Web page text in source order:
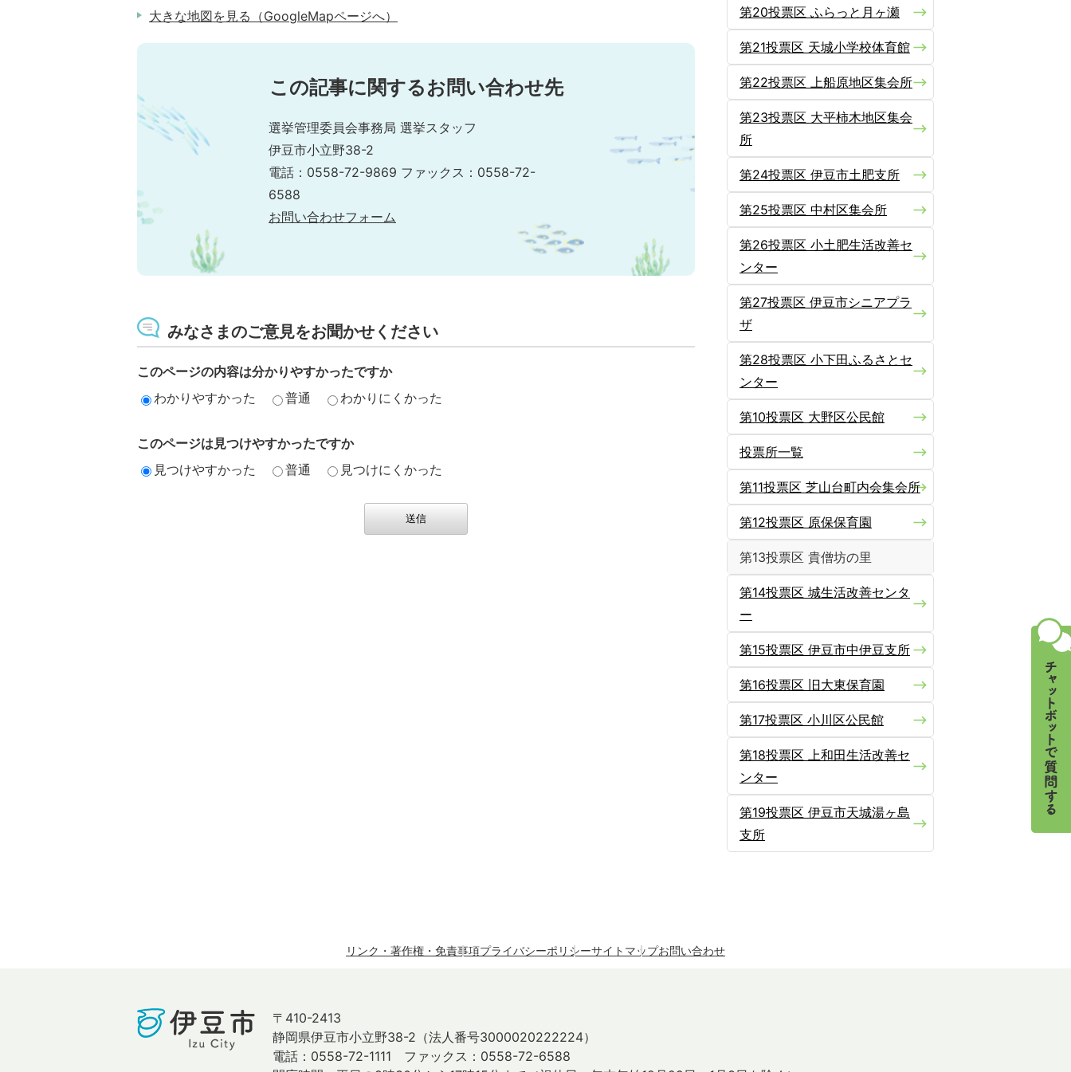
大きな地図を見る（GoogleMapページへ）
この記事に関するお問い合わせ先
選挙管理委員会事務局 選挙スタッフ
伊豆市小立野38-2
電話：0558-72-9869 ファックス：0558-72-
6588
お問い合わせフォーム
みなさまのご意見をお聞かせください
このページの内容は分かりやすかったですか
わかりやすかった
普通 わかりにくかった
このページは見つけやすかったですか
見つけやすかった
普通 見つけにくかった
第20投票区 ふらっと月ヶ瀬
第21投票区 天城小学校体育館
第22投票区 上船原地区集会所
第23投票区 大平柿木地区集会
所
第24投票区 伊豆市土肥支所
第25投票区 中村区集会所
第26投票区 小土肥生活改善セ
ンター
第27投票区 伊豆市シニアプラ
ザ
第28投票区 小下田ふるさとセ
ンター
第10投票区 大野区公民館
投票所一覧
第11投票区 芝山台町内会集会所
第12投票区 原保保育園
第13投票区 貴僧坊の里
第14投票区 城生活改善センタ
ー
第15投票区 伊豆市中伊豆支所
第16投票区 旧大東保育園
第17投票区 小川区公民館
第18投票区 上和田生活改善セ
ンター
第19投票区 伊豆市天城湯ヶ島
支所
リンク・著作権・免責事項プライバシーポリシーサイトマップお問い合わせ
〒410-2413
静岡県伊豆市小立野38-2 （法人番号3000020222224）
電話：0558-72-1111 ファックス：0558-72-6588